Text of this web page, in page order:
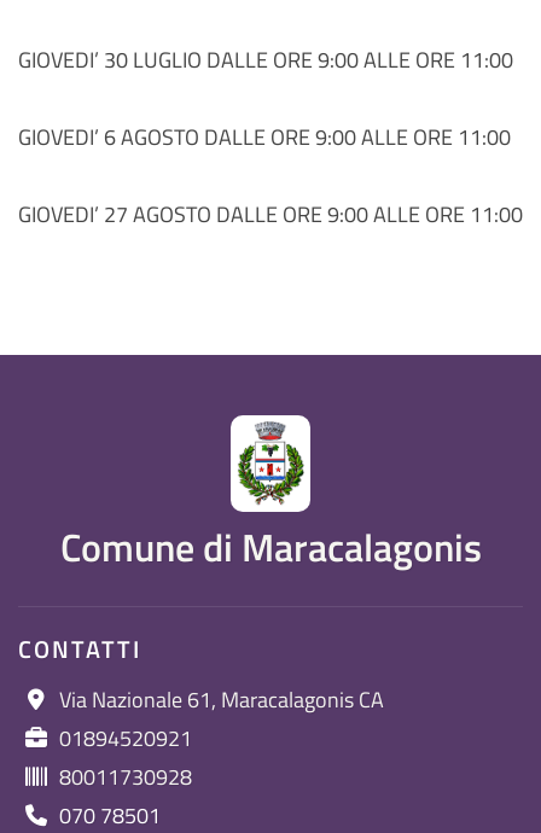
GIOVEDI’ 30 LUGLIO DALLE ORE 9:00 ALLE ORE 11:00
GIOVEDI’ 6 AGOSTO DALLE ORE 9:00 ALLE ORE 11:00
GIOVEDI’ 27 AGOSTO DALLE ORE 9:00 ALLE ORE 11:00
Comune di Maracalagonis
CONTATTI
Via Nazionale 61, Maracalagonis CA
01894520921
80011730928
070 78501